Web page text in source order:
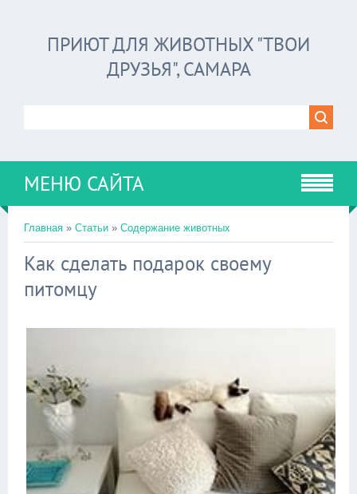
ПРИЮТ ДЛЯ ЖИВОТНЫХ "ТВОИ
ДРУЗЬЯ", САМАРА
МЕНЮ САЙТА
Главная » Статьи » Содержание животных
Как сделать подарок своему
питомцу